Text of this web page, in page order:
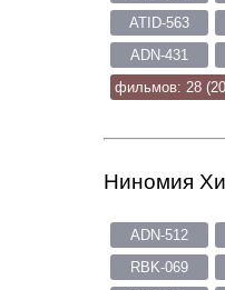
ATID-563
ADN-431
фильмов: 28
Ниномия
ADN-512
RBK-069